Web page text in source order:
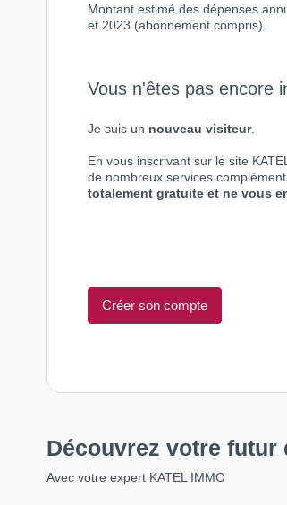
Montant estimé des dépenses
et 2023 (abonnement compris).
Vous n'êtes pas encore
Je suis un nouveau visiteur.
En vous inscrivant sur le site
de nombreux services
totalement gratuite et ne vous
Créer son compte
Découvrez votre futur
Avec votre expert KATEL IMMO